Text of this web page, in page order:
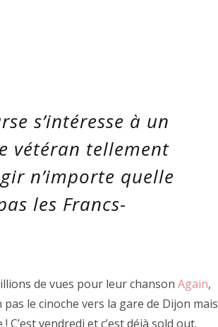
s’intéresse à un
vétéran tellement
n’importe quelle
les Francs-
de vues pour leur chanson Again,
le cinoche vers la gare de Dijon mais
C’est vendredi et c’est déjà sold out.